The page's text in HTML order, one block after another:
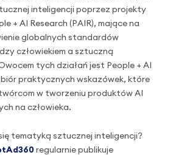
inteligencji poprzez projekty
+ AI Research (PAIR), mające na
globalnych standardów
człowiekiem a sztuczną
tych działań jest People + AI
praktycznych wskazówek, które
w tworzeniu produktów AI
na człowieka.
tematyką sztucznej inteligencji?
regularnie publikuje